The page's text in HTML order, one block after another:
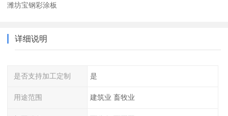
潍坊宝钢彩涂板
详细说明
是否支持加工定制 是
用途范围 建筑业 畜牧业